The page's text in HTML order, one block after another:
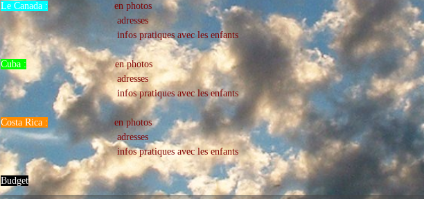
Le Canada :
en photos
adresses
infos pratiques avec les enfants
Cuba :
en photos
adresses
infos pratiques avec les enfants
Costa Rica :
en photos
adresses
infos pratiques avec les enfants
Budget